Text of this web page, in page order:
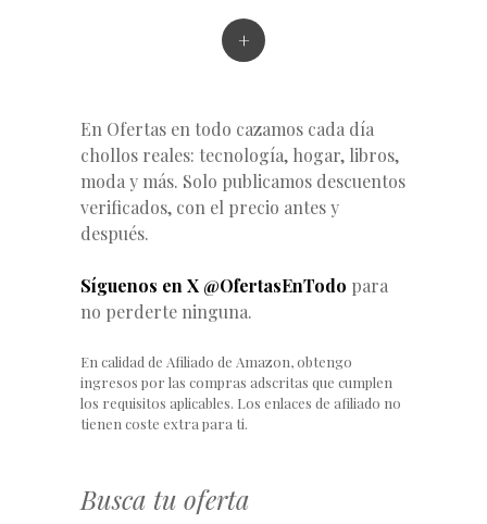
+
En Ofertas en todo cazamos cada día
chollos reales: tecnología, hogar, libros,
moda y más. Solo publicamos descuentos
verificados, con el precio antes y
después.
Síguenos en X @OfertasEnTodo para
no perderte ninguna.
En calidad de Afiliado de Amazon, obtengo
ingresos por las compras adscritas que cumplen
los requisitos aplicables. Los enlaces de afiliado no
tienen coste extra para ti.
Busca tu oferta